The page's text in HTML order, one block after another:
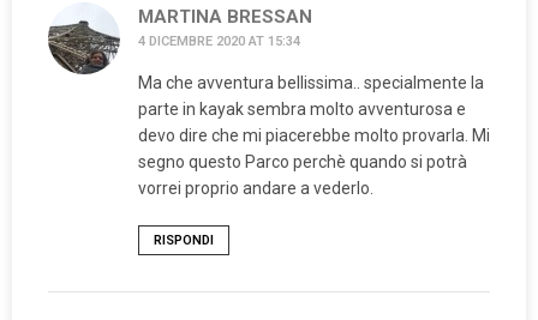
MARTINA BRESSAN
4 DICEMBRE 2020 AT 15:34
Ma che avventura bellissima.. specialmente la
parte in kayak sembra molto avventurosa e
devo dire che mi piacerebbe molto provarla. Mi
segno questo Parco perchè quando si potrà
vorrei proprio andare a vederlo.
RISPONDI